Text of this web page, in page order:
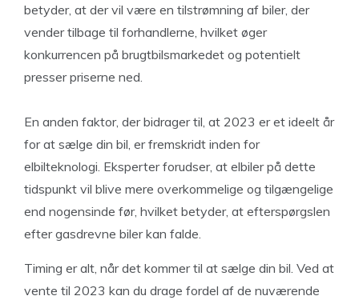
betyder, at der vil være en tilstrømning af biler, der
vender tilbage til forhandlerne, hvilket øger
konkurrencen på brugtbilsmarkedet og potentielt
presser priserne ned.
En anden faktor, der bidrager til, at 2023 er et ideelt år
for at sælge din bil, er fremskridt inden for
elbilteknologi. Eksperter forudser, at elbiler på dette
tidspunkt vil blive mere overkommelige og tilgængelige
end nogensinde før, hvilket betyder, at efterspørgslen
efter gasdrevne biler kan falde.
Timing er alt, når det kommer til at sælge din bil. Ved at
vente til 2023 kan du drage fordel af de nuværende